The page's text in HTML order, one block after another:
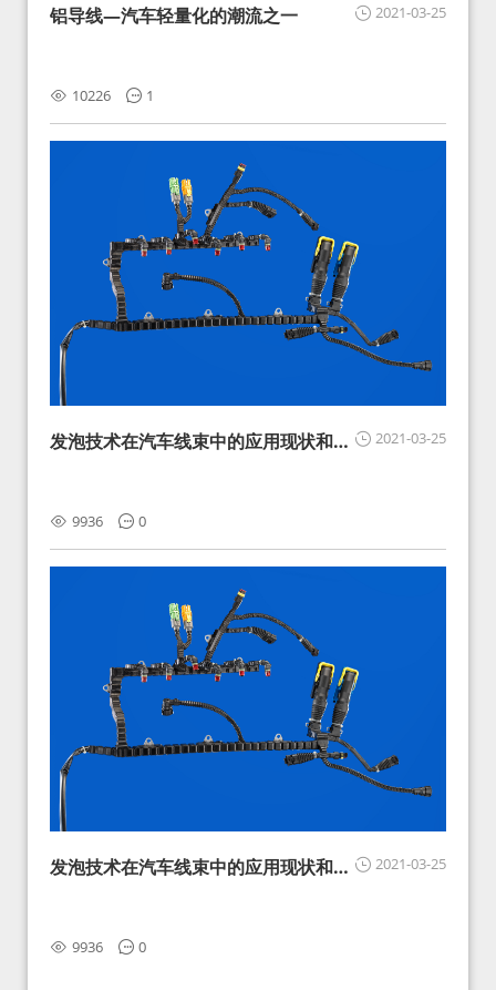
2021-03-25
铝导线—汽车轻量化的潮流之一
10226 1
2021-03-25
发泡技术在汽车线束中的应用现状和展
9936 0
2021-03-25
发泡技术在汽车线束中的应用现状和展
9936 0